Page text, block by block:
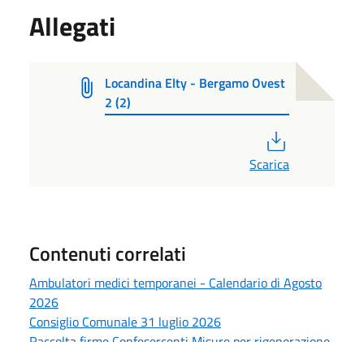
Allegati
Locandina Elty - Bergamo Ovest
2 (2)
Scarica
Contenuti correlati
Ambulatori medici temporanei - Calendario di Agosto
2026
Consiglio Comunale 31 luglio 2026